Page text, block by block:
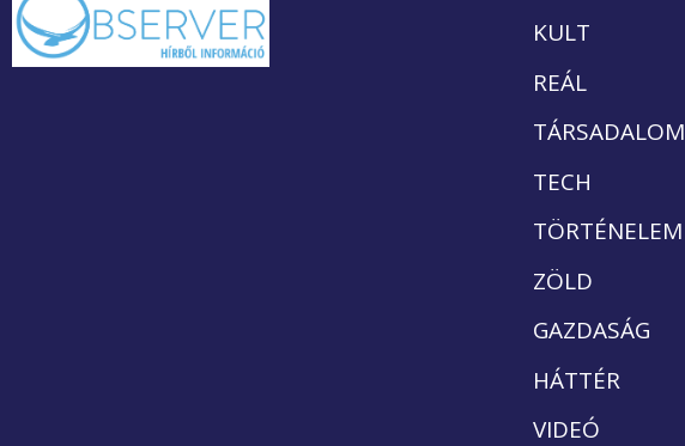
KULT
REÁL
TÁRSADALOM
TECH
TÖRTÉNELEM
ZÖLD
GAZDASÁG
HÁTTÉR
VIDEÓ